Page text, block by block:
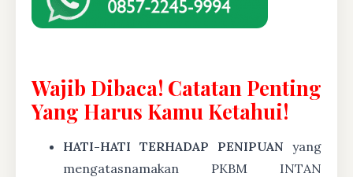
Wajib Dibaca! Catatan Penting
Yang Harus Kamu Ketahui!
HATI-HATI TERHADAP PENIPUAN yang
mengatasnamakan PKBM INTAN